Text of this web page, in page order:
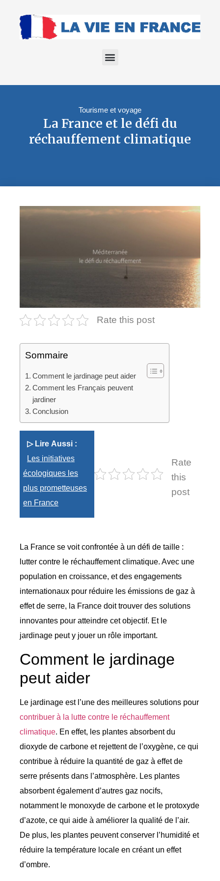
Tourisme et voyage
La France et le défi du
réchauffement climatique
Rate this post
Sommaire
Comment le jardinage peut aider
Comment les Français peuvent
jardiner
Conclusion
▷ Lire Aussi :
Les initiatives
écologiques les
plus prometteuses
en France
Rate
this
post
La France se voit confrontée à un défi de taille :
lutter contre le réchauffement climatique. Avec une
population en croissance, et des engagements
internationaux pour réduire les émissions de gaz à
effet de serre, la France doit trouver des solutions
innovantes pour atteindre cet objectif. Et le
jardinage peut y jouer un rôle important.
Comment le jardinage
peut aider
Le jardinage est l’une des meilleures solutions pour
contribuer à la lutte contre le réchauffement
climatique. En effet, les plantes absorbent du
dioxyde de carbone et rejettent de l’oxygène, ce qui
contribue à réduire la quantité de gaz à effet de
serre présents dans l’atmosphère. Les plantes
absorbent également d’autres gaz nocifs,
notamment le monoxyde de carbone et le protoxyde
d’azote, ce qui aide à améliorer la qualité de l’air.
De plus, les plantes peuvent conserver l’humidité et
réduire la température locale en créant un effet
d’ombre.